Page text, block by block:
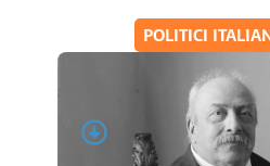
POLITICI